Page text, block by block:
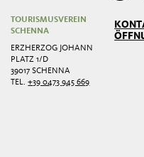
TOURISMUSVEREIN
SCHENNA
ERZHERZOG JOHANN
PLATZ 1/D
39017 SCHENNA
TEL.+39 0473 945 669